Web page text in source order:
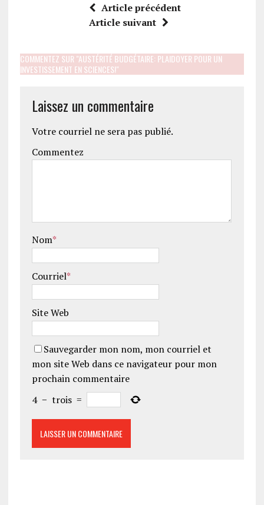
Article précédent
Article suivant
COMMENTEZ SUR "AUSTÉRITÉ BUDGÉTAIRE: PLAIDOYER POUR UN
INVESTISSEMENT EN SCIENCES!"
Laissez un commentaire
Votre courriel ne sera pas publié.
Commentez
Nom*
Courriel*
Site Web
Sauvegarder mon nom, mon courriel et
mon site Web dans ce navigateur pour mon
prochain commentaire
4 − trois =